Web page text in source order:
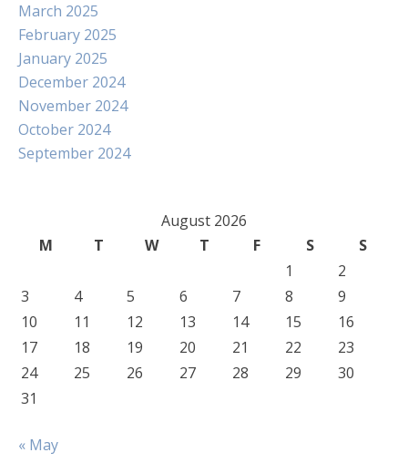
March 2025
February 2025
January 2025
December 2024
November 2024
October 2024
September 2024
August 2026
M
T W T F S
S
1
2
3
4 5 6 7 8
9
10
11 12 13 14 15
16
17
18 19 20 21 22
23
24
25 26 27 28 29
30
31
« May